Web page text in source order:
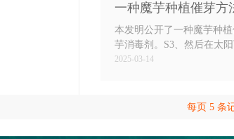
一种魔芋种植催芽方
本发明公开了一种魔芋种
芋消毒剂。S3、然后在太
在魔芋上覆上松毛；S5、
2025-03-14
每页 5 条